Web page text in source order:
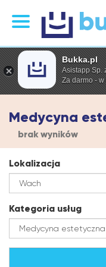
Medycyna
brak wyników
Lokalizacja
Kategoria usług
Bukka.pl
Asistapp Sp.
Za darmo -